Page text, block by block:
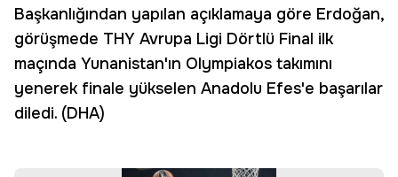
Başkanlığından yapılan açıklamaya göre Erdoğan,
görüşmede THY Avrupa Ligi Dörtlü Final ilk
maçında Yunanistan'ın Olympiakos takımını
yenerek finale yükselen Anadolu Efes'e başarılar
diledi. (DHA)